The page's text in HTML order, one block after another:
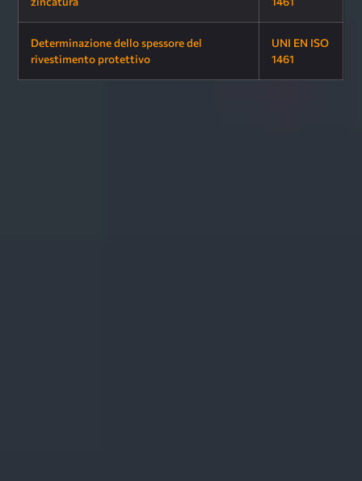
Determinazione dello spessore del
rivestimento protettivo
UNI EN ISO
1461